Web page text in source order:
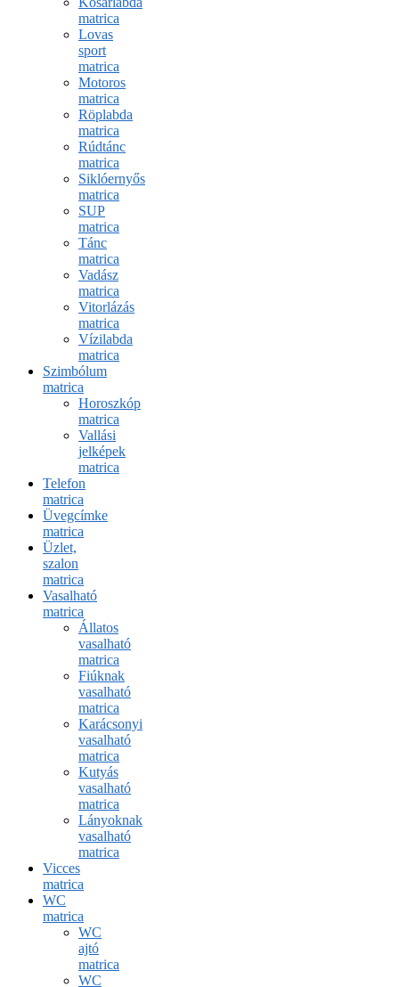
matrica
Lovas
sport
matrica
Motoros
matrica
Röplabda
matrica
Rúdtánc
matrica
Siklóernyős
matrica
SUP
matrica
Tánc
matrica
Vadász
matrica
Vitorlázás
matrica
Vízilabda
matrica
Szimbólum
matrica
Horoszkóp
matrica
Vallási
jelképek
matrica
Telefon
matrica
Üvegcímke
matrica
Üzlet,
szalon
matrica
Vasalható
matrica
Állatos
vasalható
matrica
Fiúknak
vasalható
matrica
Karácsonyi
vasalható
matrica
Kutyás
vasalható
matrica
Lányoknak
vasalható
matrica
Vicces
matrica
WC
matrica
WC
ajtó
matrica
WC